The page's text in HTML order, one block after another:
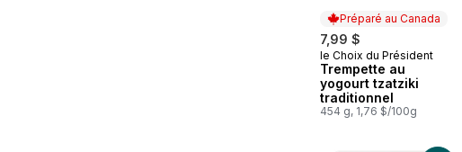
Préparé au Canada
7,99 $
Préparé au Canada
le Choix du Président
Trempette au
yogourt tzatziki
traditionnel
454 g, 1,76 $/100g